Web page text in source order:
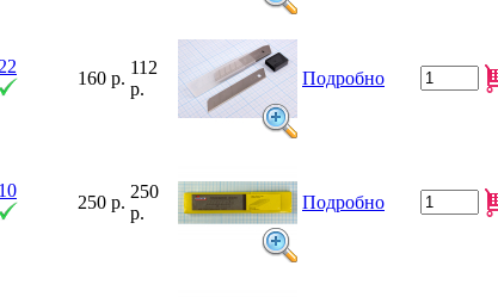
22
160 р.
112
р.
Подробно
10
250 р.
250
р.
Подробно